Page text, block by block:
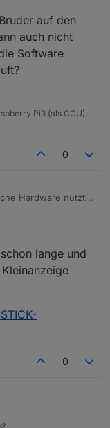
Im Log von Zigbee
ist. Auch direkt
Mit dem
den alten CC2531
flaschen, denn
auf den
auch nicht
Software
Pi3 (als CCU),
0
Hardware nutzt
Linux?
kann auch nicht
die Software
gekauft?
lange und
0